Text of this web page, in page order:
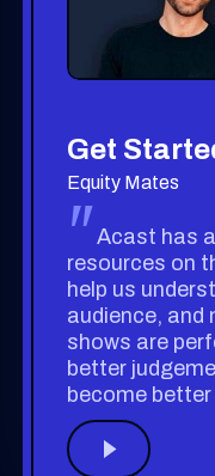
Get
Equity Mates
"Acast has
resources on
help us
audience, and
shows are
better
become